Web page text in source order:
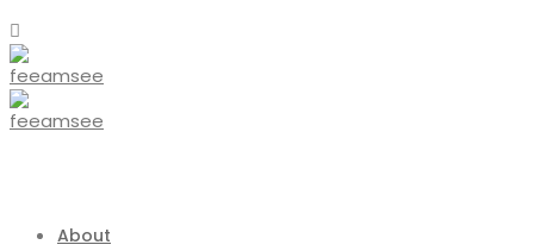
About